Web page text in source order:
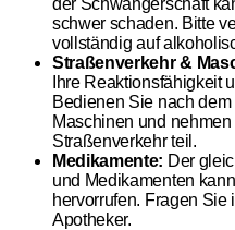
schwer schaden. Bitte
vollständig auf
Straßenverkehr &
Ihre Reaktionsfähigkeit
Bedienen Sie nach
Maschinen und
Straßenverkehr teil.
Medikamente: Der
und Medikamenten
hervorrufen. Fragen Sie
Apotheker.